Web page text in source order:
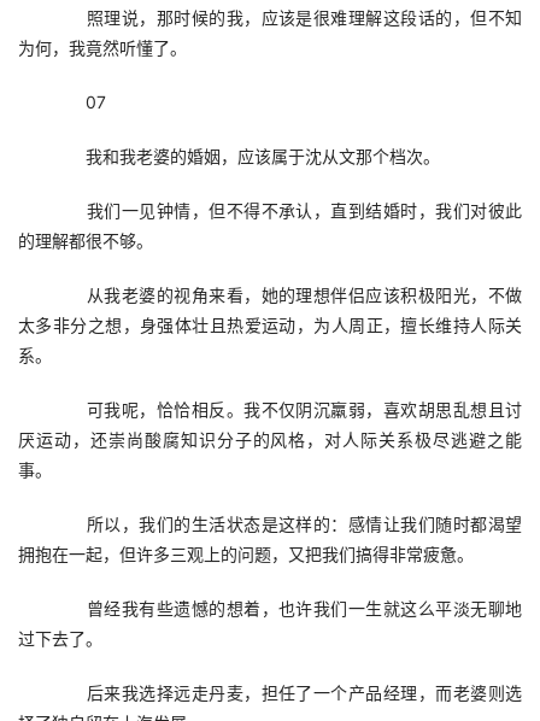
照理说，那时候的我，应该是很难理解这段话的，但不知
为何，我竟然听懂了。
07
我和我老婆的婚姻，应该属于沈从文那个档次。
我们一见钟情，但不得不承认，直到结婚时，我们对彼此
的理解都很不够。
从我老婆的视角来看，她的理想伴侣应该积极阳光，不做
太多非分之想，身强体壮且热爱运动，为人周正，擅长维持人际关
系。
可我呢，恰恰相反。我不仅阴沉羸弱，喜欢胡思乱想且讨
厌运动，还崇尚酸腐知识分子的风格，对人际关系极尽逃避之能
事。
所以，我们的生活状态是这样的：感情让我们随时都渴望
拥抱在一起，但许多三观上的问题，又把我们搞得非常疲惫。
曾经我有些遗憾的想着，也许我们一生就这么平淡无聊地
过下去了。
后来我选择远走丹麦，担任了一个产品经理，而老婆则选